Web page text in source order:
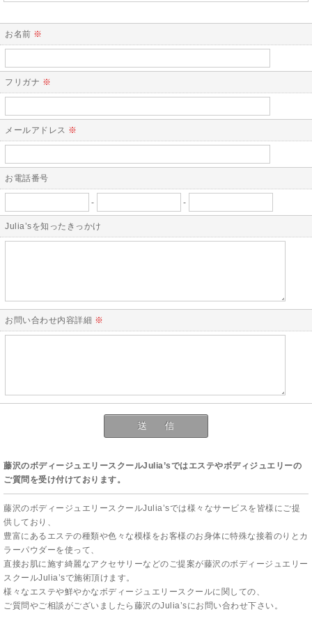
＜個人情報の委託について＞
当社では、利用目的の達成に必要な範囲において、個人情報を外部に委託
する場合があります。
を行います。
当社では、個人情報の漏洩等がなされないよう、適切に安全管理対策を実
施します。
＜個人情報を与えなかった場合に生じる結果＞
必要な情報を頂けない場合は、それに対応した当社のサービスをご提供で
きない場合がございますので予めご了承ください。
＜個人情報の開示･訂正・削除･利用停止の手続について＞
当社では、お客様の個人情報の開示･訂正･削除・利用停止の手続を定めさ
せて頂いております。
お名前 ※
フリガナ ※
メールアドレス ※
お電話番号
- -
Julia’sを知ったきっかけ
お問い合わせ内容詳細 ※
藤沢のボディージュエリースクールJulia’sではエステやボディジュエリーの
ご質問を受け付けております。
藤沢のボディージュエリースクールJulia’sでは様々なサービスを皆様にご提
供しており、
豊富にあるエステの種類や色々な模様をお客様のお身体に特殊な接着のりとカ
ラーパウダーを使って、
直接お肌に施す綺麗なアクセサリーなどのご提案が藤沢のボディージュエリー
スクールJulia’sで施術頂けます。
様々なエステや鮮やかなボディージュエリースクールに関しての、
ご質問やご相談がございましたら藤沢のJulia’sにお問い合わせ下さい。